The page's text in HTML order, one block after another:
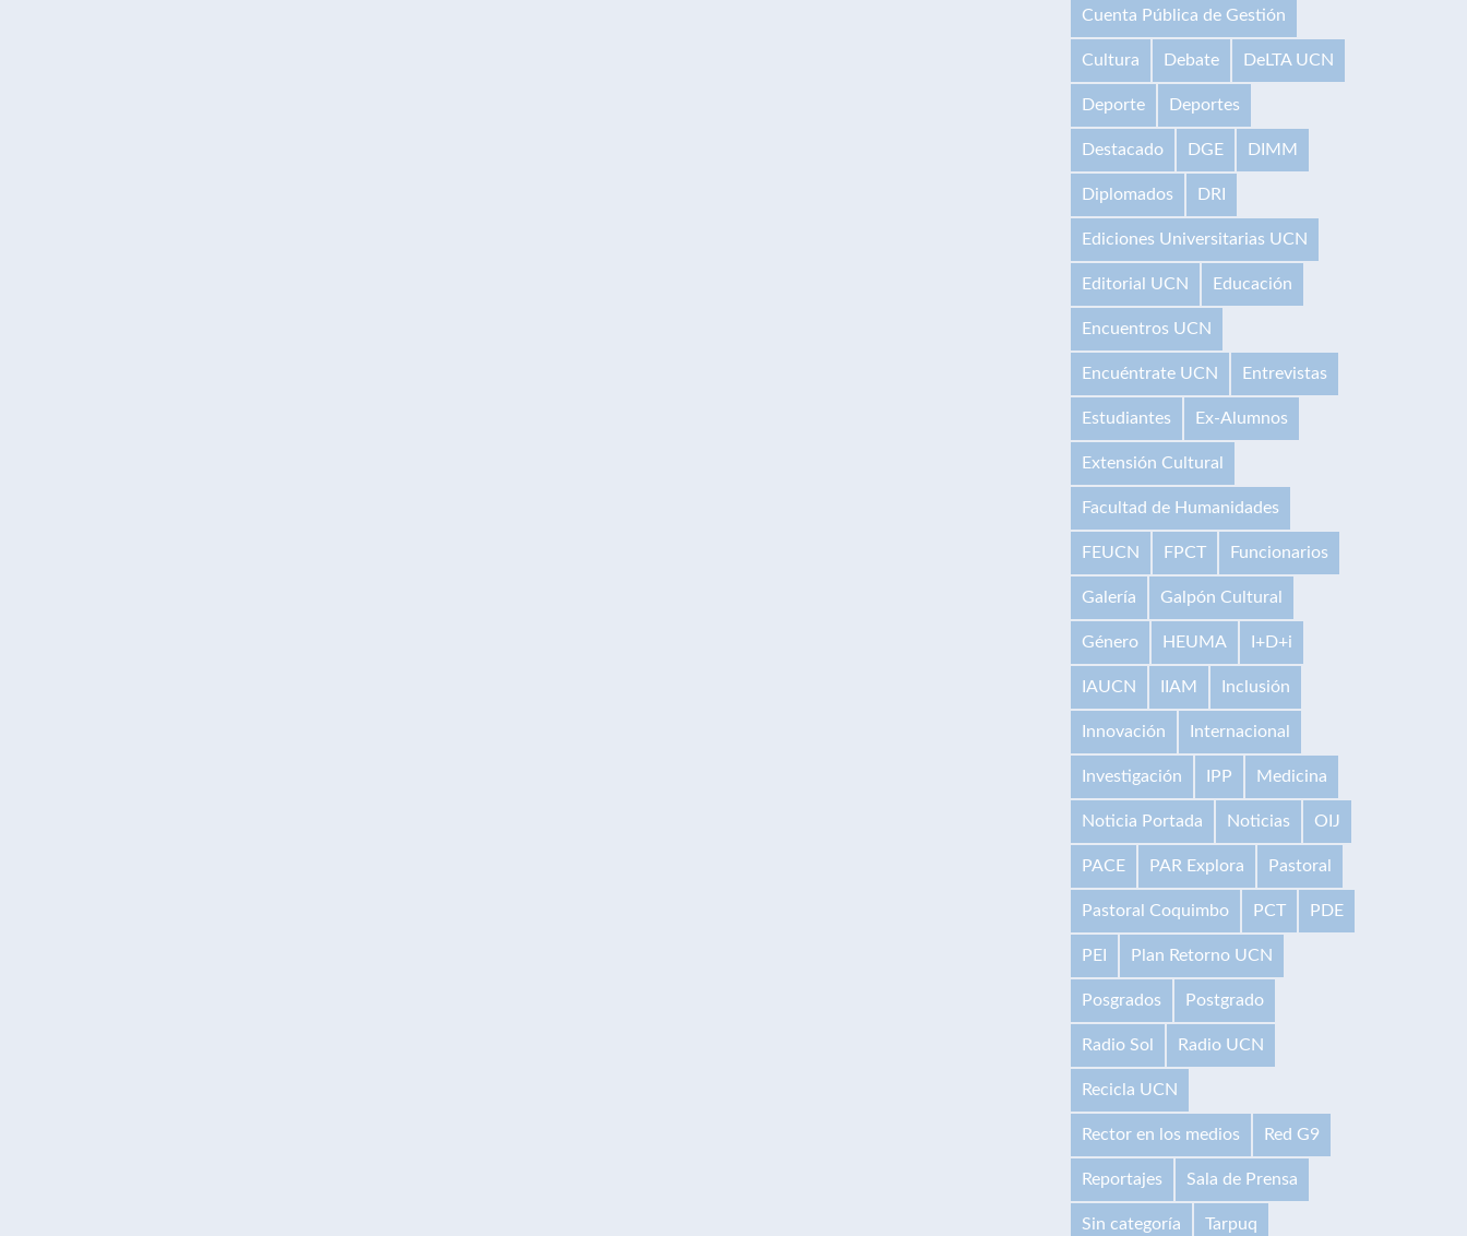
Cuenta Pública de Gestión
Cultura Debate DeLTA UCN
Deporte Deportes
Destacado DGE DIMM
Diplomados DRI
Ediciones Universitarias UCN
Editorial UCN Educación
Encuentros UCN
Encuéntrate UCN Entrevistas
Estudiantes Ex-Alumnos
Extensión Cultural
Facultad de Humanidades
FEUCN FPCT Funcionarios
Galería Galpón Cultural
Género HEUMA I+D+i
IAUCN IIAM Inclusión
Innovación Internacional
Investigación IPP Medicina
Noticia Portada Noticias OIJ
PACE PAR Explora Pastoral
Pastoral Coquimbo PCT PDE
PEI Plan Retorno UCN
Posgrados Postgrado
Radio Sol Radio UCN
Recicla UCN
Rector en los medios Red G9
Reportajes Sala de Prensa
Sin categoría Tarpuq